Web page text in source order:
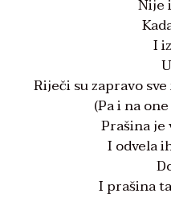
Nije
I
Riječi su zapravo
(Pa i na
Prašina je
I odvela
I prašina